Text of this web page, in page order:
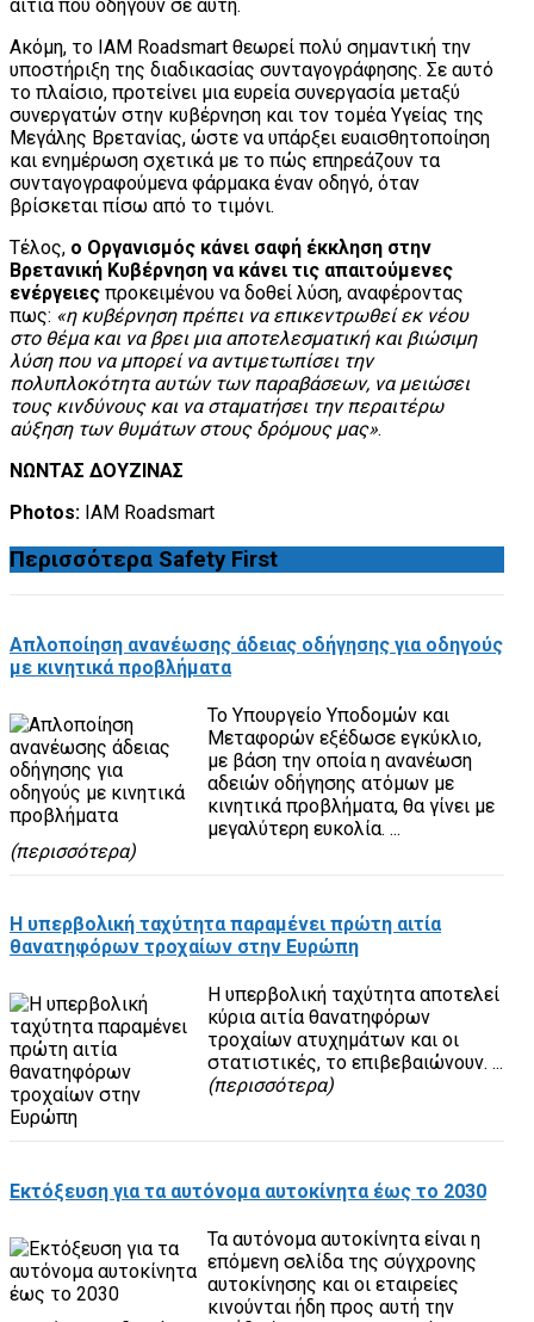
αίτια που οδηγούν σε αυτή.
Ακόμη, το IAM Roadsmart θεωρεί πολύ σημαντική την
υποστήριξη της διαδικασίας συνταγογράφησης. Σε αυτό
το πλαίσιο, προτείνει μια ευρεία συνεργασία μεταξύ
συνεργατών στην κυβέρνηση και τον τομέα Υγείας της
Μεγάλης Βρετανίας, ώστε να υπάρξει ευαισθητοποίηση
και ενημέρωση σχετικά με το πώς επηρεάζουν τα
συνταγογραφούμενα φάρμακα έναν οδηγό, όταν
βρίσκεται πίσω από το τιμόνι.
Τέλος, ο Οργανισμός κάνει σαφή έκκληση στην
Βρετανική Κυβέρνηση να κάνει τις απαιτούμενες
ενέργειες προκειμένου να δοθεί λύση, αναφέροντας
πως: «η κυβέρνηση πρέπει να επικεντρωθεί εκ νέου
στο θέμα και να βρει μια αποτελεσματική και βιώσιμη
λύση που να μπορεί να αντιμετωπίσει την
πολυπλοκότητα αυτών των παραβάσεων, να μειώσει
τους κινδύνους και να σταματήσει την περαιτέρω
αύξηση των θυμάτων στους δρόμους μας».
ΝΩΝΤΑΣ ΔΟΥΖΙΝΑΣ
Photos: IAM Roadsmart
Περισσότερα Safety First
Απλοποίηση ανανέωσης άδειας οδήγησης για οδηγούς
με κινητικά προβλήματα
Το Υπουργείο Υποδομών και
Μεταφορών εξέδωσε εγκύκλιο,
με βάση την οποία η ανανέωση
αδειών οδήγησης ατόμων με
κινητικά προβλήματα, θα γίνει με
μεγαλύτερη ευκολία. ...
(περισσότερα)
Η υπερβολική ταχύτητα παραμένει πρώτη αιτία
θανατηφόρων τροχαίων στην Ευρώπη
H υπερβολική ταχύτητα αποτελεί
κύρια αιτία θανατηφόρων
τροχαίων ατυχημάτων και οι
στατιστικές, το επιβεβαιώνουν. ...
(περισσότερα)
Εκτόξευση για τα αυτόνομα αυτοκίνητα έως το 2030
Τα αυτόνομα αυτοκίνητα είναι η
επόμενη σελίδα της σύγχρονης
αυτοκίνησης και οι εταιρείες
κινούνται ήδη προς αυτή την